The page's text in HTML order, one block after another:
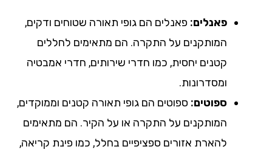
פאנלים:פאנלים הם גופי תאורה שטוחים ודקים,
המותקנים על התקרה. הם מתאימים לחללים
קטנים יחסית, כמו חדרי שירותים, חדרי אמבטיה
ומסדרונות.
ספוטים:ספוטים הם גופי תאורה קטנים וממוקדים,
המותקנים על התקרה או על הקיר. הם מתאימים
להארת אזורים ספציפיים בחלל, כמו פינת קריאה,